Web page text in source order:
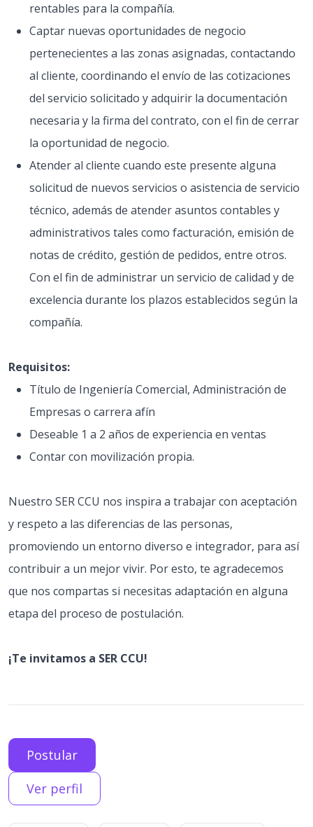
rentables para la compañía.
Captar nuevas oportunidades de negocio
pertenecientes a las zonas asignadas, contactando
al cliente, coordinando el envío de las cotizaciones
del servicio solicitado y adquirir la documentación
necesaria y la firma del contrato, con el fin de cerrar
la oportunidad de negocio.
Atender al cliente cuando este presente alguna
solicitud de nuevos servicios o asistencia de servicio
técnico, además de atender asuntos contables y
administrativos tales como facturación, emisión de
notas de crédito, gestión de pedidos, entre otros.
Con el fin de administrar un servicio de calidad y de
excelencia durante los plazos establecidos según la
compañía.
Requisitos:
Título de Ingeniería Comercial, Administración de
Empresas o carrera afín
Deseable 1 a 2 años de experiencia en ventas
Contar con movilización propia.
Nuestro SER CCU nos inspira a trabajar con aceptación
y respeto a las diferencias de las personas,
promoviendo un entorno diverso e integrador, para así
contribuir a un mejor vivir. Por esto, te agradecemos
que nos compartas si necesitas adaptación en alguna
etapa del proceso de postulación.
¡Te invitamos a SER CCU!
Postular
Ver perfil